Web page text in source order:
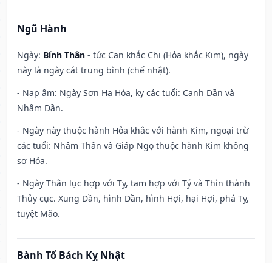
Ngũ Hành
Ngày: Bính Thân - tức Can khắc Chi (Hỏa khắc Kim), ngày
này là ngày cát trung bình (chế nhật).
- Nạp âm: Ngày Sơn Hạ Hỏa, kỵ các tuổi: Canh Dần và
Nhâm Dần.
- Ngày này thuộc hành Hỏa khắc với hành Kim, ngoại trừ
các tuổi: Nhâm Thân và Giáp Ngọ thuộc hành Kim không
sợ Hỏa.
- Ngày Thân lục hợp với Tỵ, tam hợp với Tý và Thìn thành
Thủy cục. Xung Dần, hình Dần, hình Hợi, hại Hợi, phá Tỵ,
tuyệt Mão.
Bành Tổ Bách Kỵ Nhật